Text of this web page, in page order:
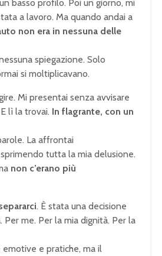
basso profilo. Poi un giorno, mi
a lavoro. Ma quando andai a
non era in nessuna delle
spiegazione. Solo
si moltiplicavano.
Mi presentai senza avvisare
lì la trovai. In flagrante, con un
La affrontai
tutta la mia delusione.
non c’erano più
. È stata una decisione
Per me. Per la mia dignità. Per la
e pratiche, ma il